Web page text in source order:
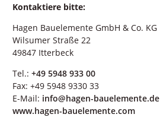
Kontaktiere bitte:
Hagen Bauelemente GmbH & Co. KG
Wilsumer Straße 22
49847 Itterbeck
Tel.: +49 5948 933 00
Fax: +49 5948 9330 33
E-Mail: info@hagen-bauelemente.de
www.hagen-bauelemente.com